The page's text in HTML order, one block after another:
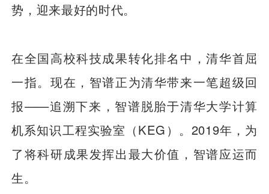
势，迎来最好的时代。
在全国高校科技成果转化排名中，清华首屈
一指。现在，智谱正为清华带来一笔超级回
报——追溯下来，智谱脱胎于清华大学计算
机系知识工程实验室（KEG）。2019年，为
了将科研成果发挥出最大价值，智谱应运而
生。